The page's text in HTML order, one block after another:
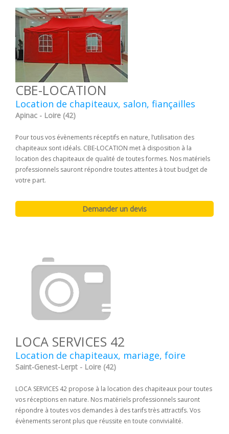
CBE-LOCATION
Location de chapiteaux, salon, fiançailles
Apinac - Loire (42)
Pour tous vos évènements réceptifs en nature, l’utilisation des
chapiteaux sont idéals. CBE-LOCATION met à disposition à la
location des chapiteaux de qualité de toutes formes. Nos matériels
professionnels sauront répondre toutes attentes à tout budget de
votre part.
LOCA SERVICES 42
Location de chapiteaux, mariage, foire
Saint-Genest-Lerpt - Loire (42)
LOCA SERVICES 42 propose à la location des chapiteaux pour toutes
vos réceptions en nature. Nos matériels professionnels sauront
répondre à toutes vos demandes à des tarifs très attractifs. Vos
évènements seront plus que réussite en toute convivialité.